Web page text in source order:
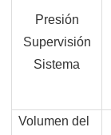
Presión
Supervisión
Sistema
Volumen del